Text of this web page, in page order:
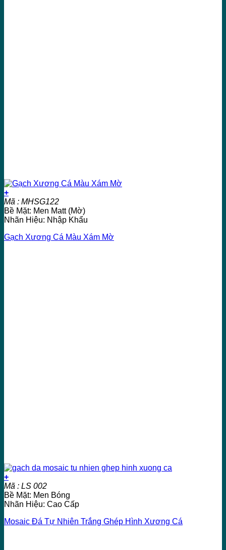
+
Mã : MHSG122
Bề Mặt: Men Matt (Mờ)
Nhãn Hiệu: Nhập Khẩu
Gạch Xương Cá Màu Xám Mờ
+
Mã : LS 002
Bề Mặt: Men Bóng
Nhãn Hiệu: Cao Cấp
Mosaic Đá Tự Nhiên Trắng Ghép Hình Xương Cá